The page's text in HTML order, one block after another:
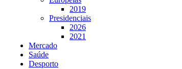
2019
Presidenciais
2026
2021
Mercado
Saúde
Desporto